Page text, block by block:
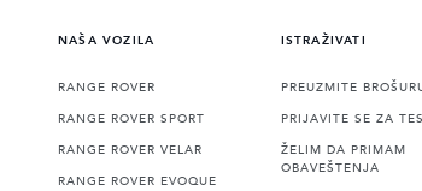
NAŠA VOZILA
RANGE ROVER
RANGE ROVER SPORT
RANGE ROVER VELAR
RANGE ROVER EVOQUE
ISTRAŽIVATI
PREUZMITE
PRIJAVITE SE ZA
ŽELIM DA PRIMAM
OBAVEŠTENJA